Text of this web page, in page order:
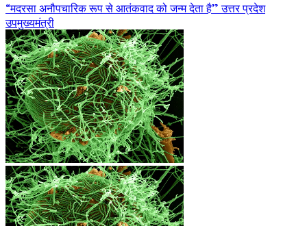
“मदरसा अनौपचारिक रूप से आतंकवाद को जन्म देता है” उत्तर प्रदेश
उपमुख्यमंत्री